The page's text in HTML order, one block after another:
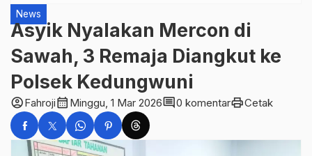
News
Asyik Nyalakan Mercon di
Sawah, 3 Remaja Diangkut ke
Polsek Kedungwuni
account_circleFahrojicalendar_month Minggu, 1 Mar 2026comment0 komentarprintCetak